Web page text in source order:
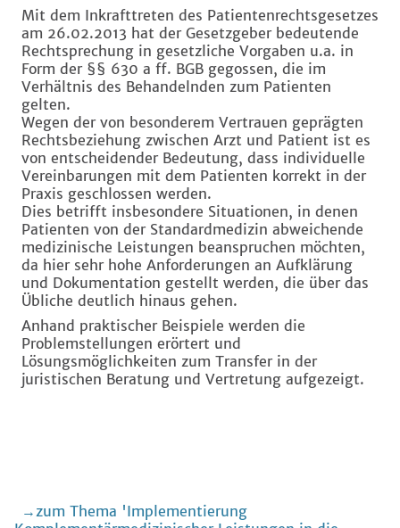
Mit dem Inkrafttreten des Patientenrechtsgesetzes
am 26.02.2013 hat der Gesetzgeber bedeutende
Rechtsprechung in gesetzliche Vorgaben u.a. in
Form der §§ 630 a ff. BGB gegossen, die im
Verhältnis des Behandelnden zum Patienten
gelten.
Wegen der von besonderem Vertrauen geprägten
Rechtsbeziehung zwischen Arzt und Patient ist es
von entscheidender Bedeutung, dass individuelle
Vereinbarungen mit dem Patienten korrekt in der
Praxis geschlossen werden.
Dies betrifft insbesondere Situationen, in denen
Patienten von der Standardmedizin abweichende
medizinische Leistungen beanspruchen möchten,
da hier sehr hohe Anforderungen an Aufklärung
und Dokumentation gestellt werden, die über das
Übliche deutlich hinaus gehen.
Anhand praktischer Beispiele werden die
Problemstellungen erörtert und
Lösungsmöglichkeiten zum Transfer in der
juristischen Beratung und Vertretung aufgezeigt.
zum Thema 'Implementierung